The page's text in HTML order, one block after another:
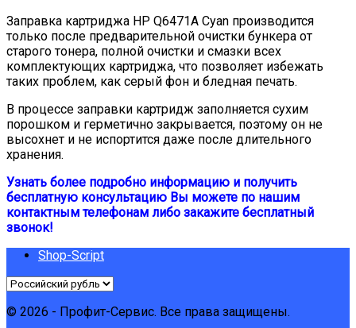
Заправка картриджа HP Q6471A Cyan производится
только после предварительной очистки бункера от
старого тонера, полной очистки и смазки всех
комплектующих картриджа, что позволяет избежать
таких проблем, как серый фон и бледная печать.
В процессе заправки картридж заполняется сухим
порошком и герметично закрывается, поэтому он не
высохнет и не испортится даже после длительного
хранения.
Узнать более подробно информацию и получить
бесплатную консультацию Вы можете по нашим
контактным телефонам либо закажите бесплатный
звонок!
Shop-Script
© 2026 - Профит-Сервис. Все права защищены.